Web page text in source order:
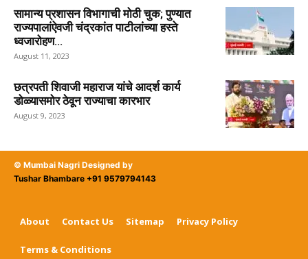
सामान्य प्रशासन विभागाची मोठी चुक; पुण्यात
राज्यपालांऐवजी चंद्रकांत पाटीलांच्या हस्ते
ध्वजारोहण...
August 11, 2023
छत्रपती शिवाजी महाराज यांचे आदर्श कार्य
डोळ्यासमोर ठेवून राज्याचा कारभार
August 9, 2023
© Mumbai Nagri Designed by
Tushar Bhambare +91 9579794143
About Contact Us Sitemap Privacy Policy
Terms & Conditions